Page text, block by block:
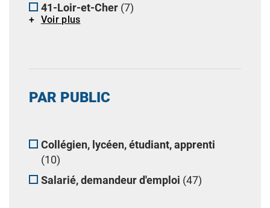
41-Loir-et-Cher (7)
Voir plus
PAR PUBLIC
Collégien, lycéen, étudiant, apprenti
(10)
Salarié, demandeur d'emploi (47)